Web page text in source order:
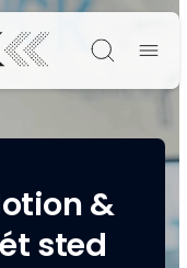
Søg
&
sted